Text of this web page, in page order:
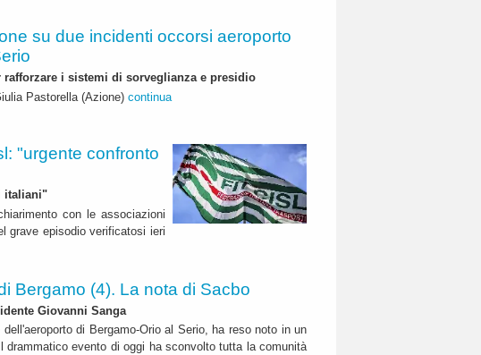
su due incidenti occorsi aeroporto
rafforzare i sistemi di sorveglianza e presidio
Pastorella (Azione) continua
"urgente confronto
italiani"
con le associazioni
grave episodio verificatosi ieri
Bergamo (4). La nota di Sacbo
Giovanni Sanga
di Bergamo-Orio al Serio, ha reso noto in un
drammatico evento di oggi ha sconvolto tutta la comunità